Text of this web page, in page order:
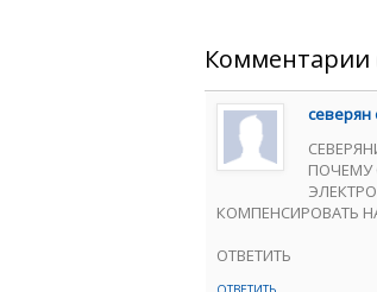
Комментарии
ПОЧЕМУ
КОМПЕНСИРОВАТЬ
ОТВЕТИТЬ